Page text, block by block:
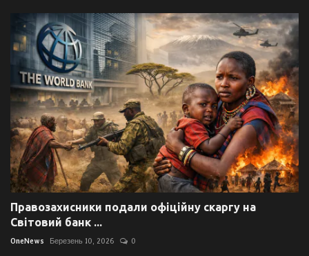
Правозахисники подали офіційну скаргу на
Світовий банк ...
OneNews Березень 10, 2026 0